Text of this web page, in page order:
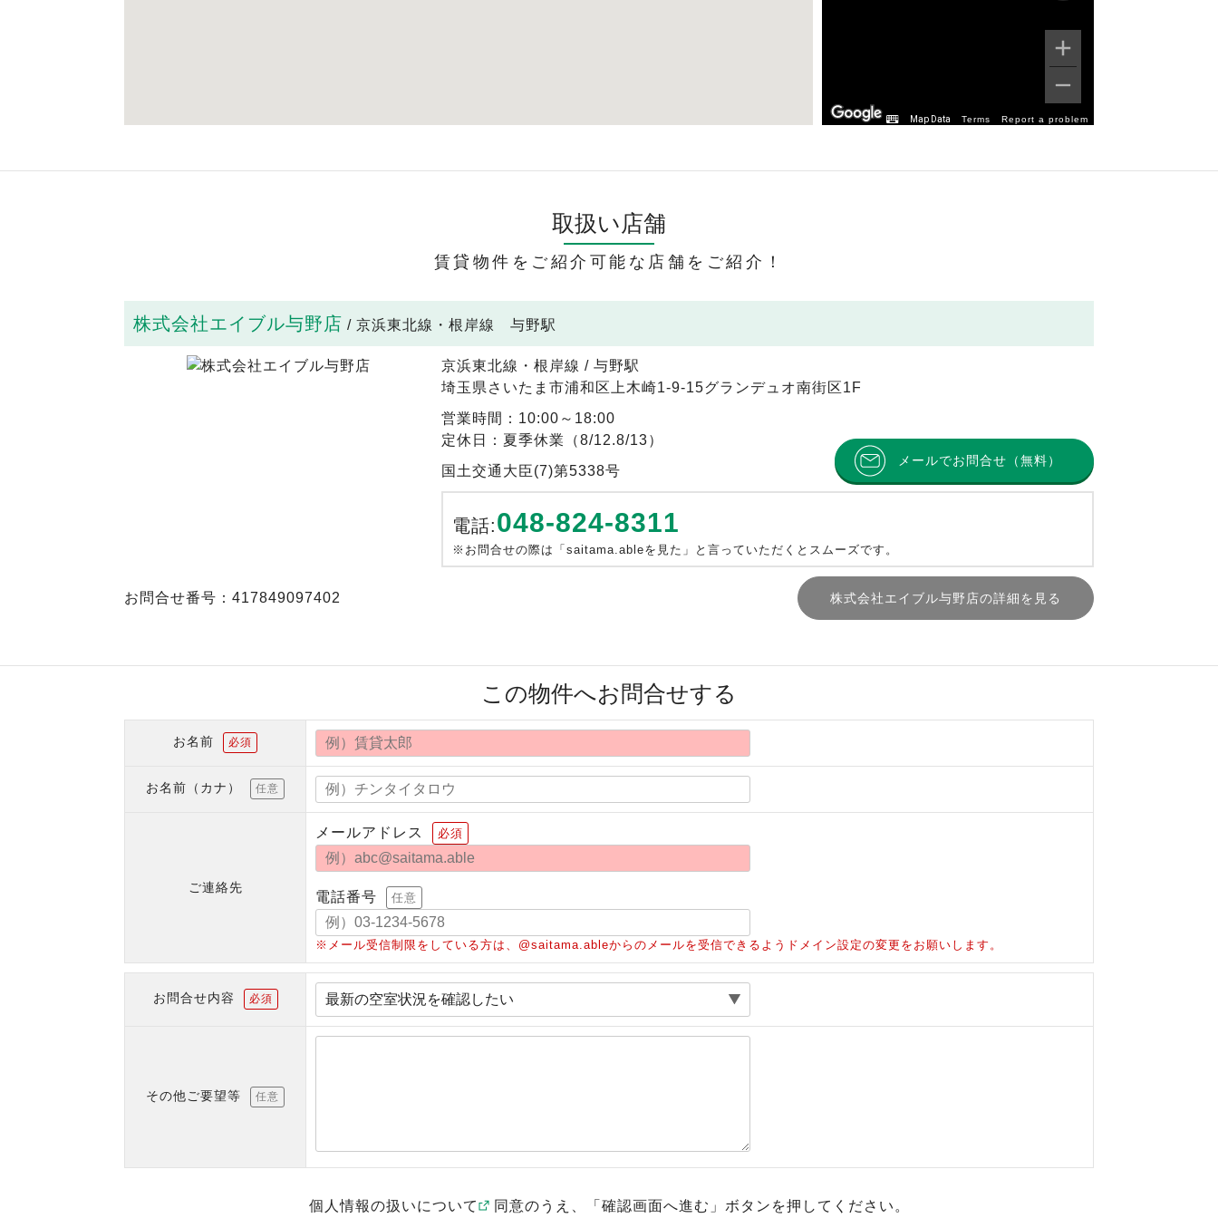
Map Data Terms Report a problem
取扱い店舗
賃貸物件をご紹介可能な店舗をご紹介！
株式会社エイブル与野店 / 京浜東北線・根岸線 与野駅
京浜東北線・根岸線 / 与野駅
埼玉県さいたま市浦和区上木崎1-9-15グランデュオ南街区1F
営業時間：10:00～18:00
定休日：夏季休業（8/12.8/13）
国土交通大臣(7)第5338号
メールでお問合せ（無料）
電話:048-824-8311
※お問合せの際は「saitama.ableを見た」と言っていただくとスムーズです。
お問合せ番号：417849097402 株式会社エイブル与野店の詳細を見る
この物件へお問合せする
お名前 必須
お名前（カナ） 任意
ご連絡先
メールアドレス 必須
電話番号 任意
※メール受信制限をしている方は、@saitama.ableからのメールを受信できるようドメイン設定の変更をお願いします。
お問合せ内容 必須
その他ご要望等 任意
個人情報の扱いについて 同意のうえ、「確認画面へ進む」ボタンを押してください。